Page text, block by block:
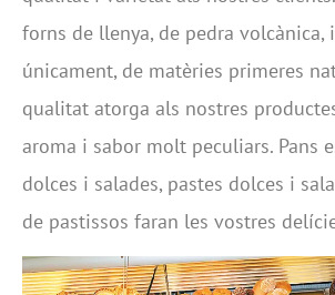
forns de llenya, de pedra
únicament, de matèries primeres
qualitat atorga als nostres
aroma i sabor molt peculiars. Pans
dolces i salades, pastes dolces i
de pastissos faran les vostres